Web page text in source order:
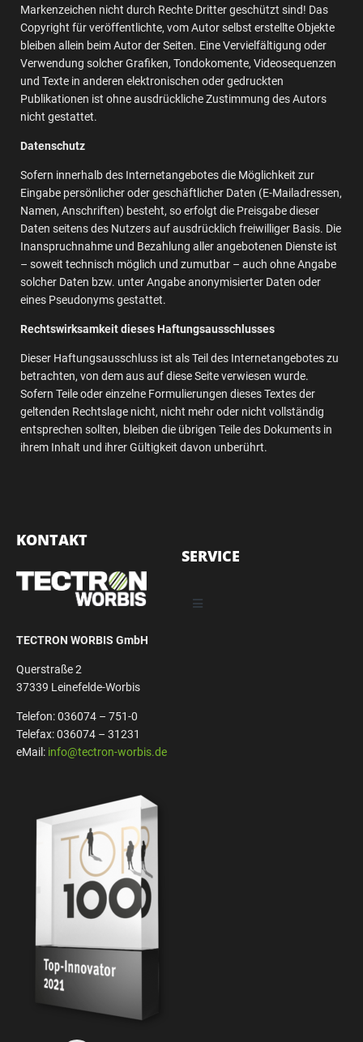
Markenzeichen nicht durch Rechte Dritter geschützt sind! Das
Copyright für veröffentlichte, vom Autor selbst erstellte Objekte
bleiben allein beim Autor der Seiten. Eine Vervielfältigung oder
Verwendung solcher Grafiken, Tondokomente, Videosequenzen
und Texte in anderen elektronischen oder gedruckten
Publikationen ist ohne ausdrückliche Zustimmung des Autors
nicht gestattet.
Datenschutz
Sofern innerhalb des Internetangebotes die Möglichkeit zur
Eingabe persönlicher oder geschäftlicher Daten (E-Mailadressen,
Namen, Anschriften) besteht, so erfolgt die Preisgabe dieser
Daten seitens des Nutzers auf ausdrücklich freiwilliger Basis. Die
Inanspruchnahme und Bezahlung aller angebotenen Dienste ist
– soweit technisch möglich und zumutbar – auch ohne Angabe
solcher Daten bzw. unter Angabe anonymisierter Daten oder
eines Pseudonyms gestattet.
Rechtswirksamkeit dieses Haftungsausschlusses
Dieser Haftungsausschluss ist als Teil des Internetangebotes zu
betrachten, von dem aus auf diese Seite verwiesen wurde.
Sofern Teile oder einzelne Formulierungen dieses Textes der
geltenden Rechtslage nicht, nicht mehr oder nicht vollständig
entsprechen sollten, bleiben die übrigen Teile des Dokuments in
ihrem Inhalt und ihrer Gültigkeit davon unberührt.
KONTAKT
TECTRON WORBIS GmbH
Querstraße 2
37339 Leinefelde-Worbis
Telefon: 036074 – 751-0
Telefax: 036074 – 31231
eMail: info@tectron-worbis.de
SERVICE